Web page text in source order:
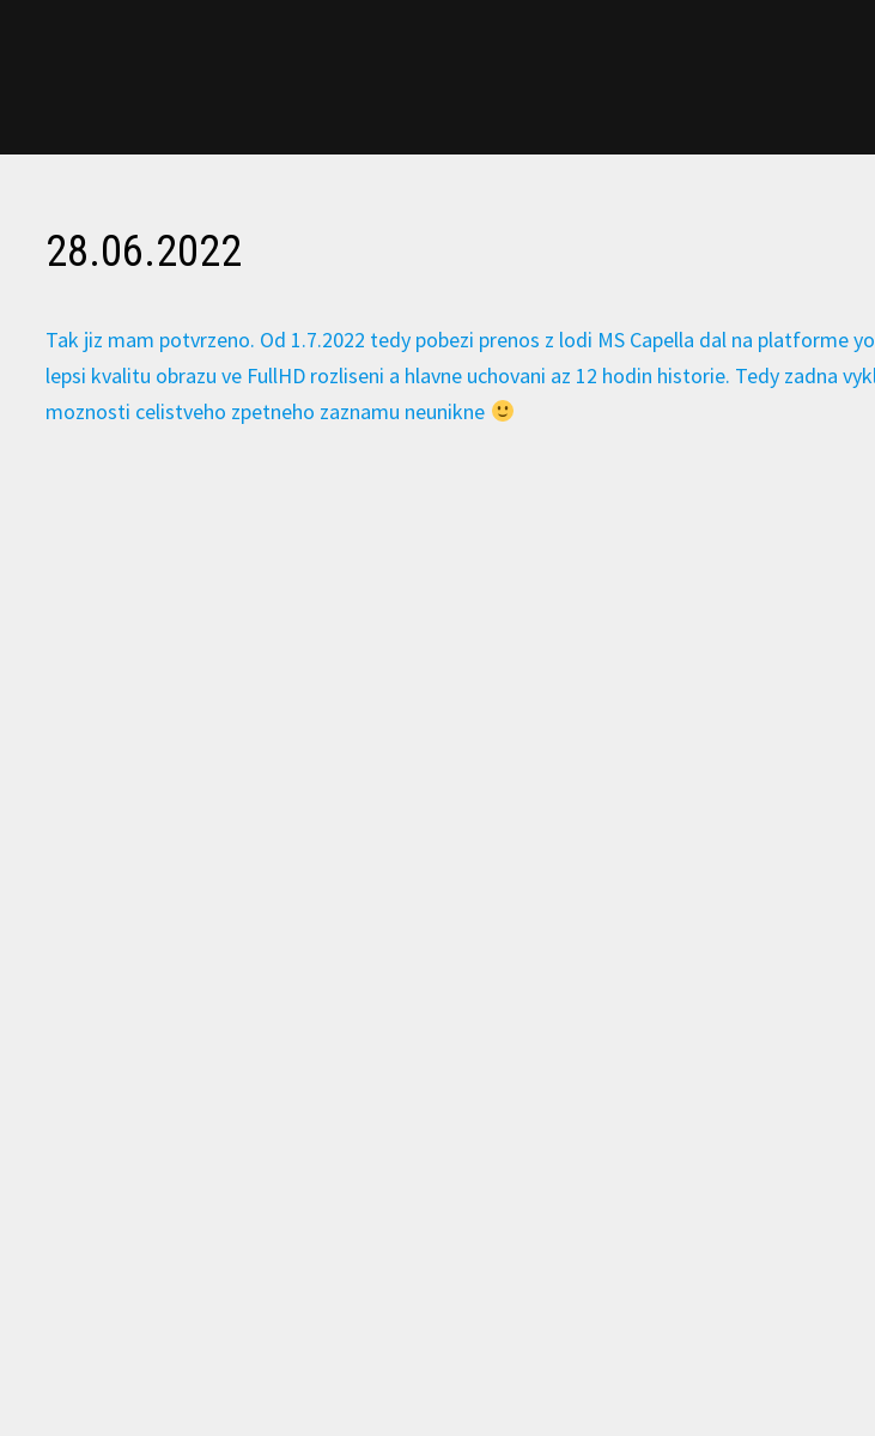
28.06.2022
Tak jiz mam potvrzeno. Od 1.7.2022 tedy pobezi prenos z lodi MS Capella dal na platforme
lepsi kvalitu obrazu ve FullHD rozliseni a hlavne uchovani az 12 hodin historie. Tedy zadna
moznosti celistveho zpetneho zaznamu neunikne